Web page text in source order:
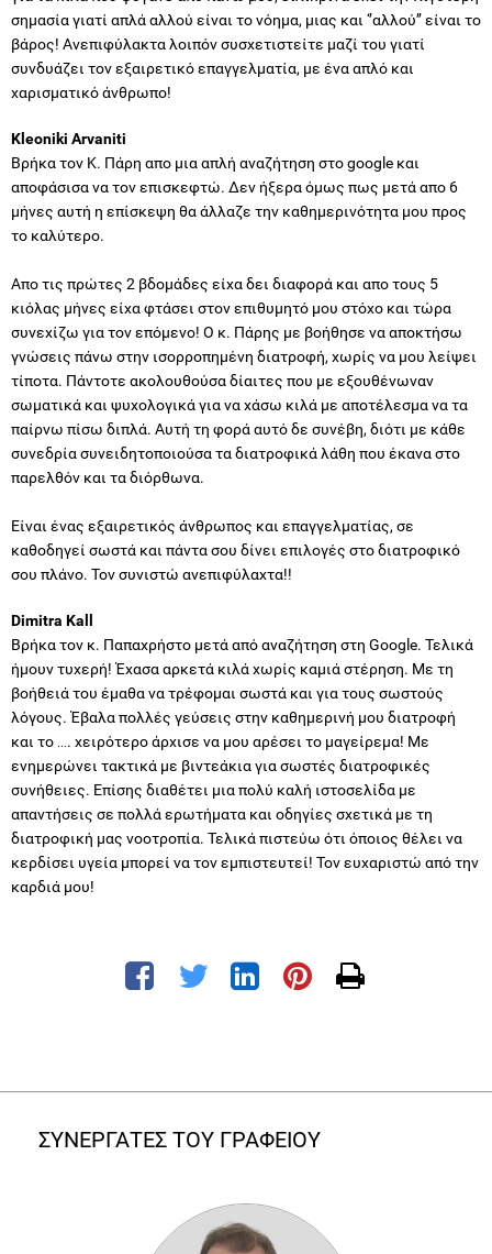
σημασία γιατί απλά αλλού είναι το νόημα, μιας και ‘’αλλού’’ είναι το
βάρος! Ανεπιφύλακτα λοιπόν συσχετιστείτε μαζί του γιατί
συνδυάζει τον εξαιρετικό επαγγελματία, με ένα απλό και
χαρισματικό άνθρωπο!
Kleoniki Arvaniti
Βρήκα τον Κ. Πάρη απο μια απλή αναζήτηση στο google και
αποφάσισα να τον επισκεφτώ. Δεν ήξερα όμως πως μετά απο 6
μήνες αυτή η επίσκεψη θα άλλαζε την καθημερινότητα μου προς
το καλύτερο.
Απο τις πρώτες 2 βδομάδες είχα δει διαφορά και απο τους 5
κιόλας μήνες είχα φτάσει στον επιθυμητό μου στόχο και τώρα
συνεχίζω για τον επόμενο! Ο κ. Πάρης με βοήθησε να αποκτήσω
γνώσεις πάνω στην ισορροπημένη διατροφή, χωρίς να μου λείψει
τίποτα. Πάντοτε ακολουθούσα δίαιτες που με εξουθένωναν
σωματικά και ψυχολογικά για να χάσω κιλά με αποτέλεσμα να τα
παίρνω πίσω διπλά. Αυτή τη φορά αυτό δε συνέβη, διότι με κάθε
συνεδρία συνειδητοποιούσα τα διατροφικά λάθη που έκανα στο
παρελθόν και τα διόρθωνα.
Είναι ένας εξαιρετικός άνθρωπος και επαγγελματίας, σε
καθοδηγεί σωστά και πάντα σου δίνει επιλογές στο διατροφικό
σου πλάνο. Τον συνιστώ ανεπιφύλαχτα!!
Dimitra Kall
Βρήκα τον κ. Παπαχρήστο μετά από αναζήτηση στη Google. Τελικά
ήμουν τυχερή! Έχασα αρκετά κιλά χωρίς καμιά στέρηση. Με τη
βοήθειά του έμαθα να τρέφομαι σωστά και για τους σωστούς
λόγους. Έβαλα πολλές γεύσεις στην καθημερινή μου διατροφή
και το …. χειρότερο άρχισε να μου αρέσει το μαγείρεμα! Με
ενημερώνει τακτικά με βιντεάκια για σωστές διατροφικές
συνήθειες. Επίσης διαθέτει μια πολύ καλή ιστοσελίδα με
απαντήσεις σε πολλά ερωτήματα και οδηγίες σχετικά με τη
διατροφική μας νοοτροπία. Τελικά πιστεύω ότι όποιος θέλει να
κερδίσει υγεία μπορεί να τον εμπιστευτεί! Τον ευχαριστώ από την
καρδιά μου!
ΣΥΝΕΡΓΑΤΕΣ ΤΟΥ ΓΡΑΦΕΙΟΥ